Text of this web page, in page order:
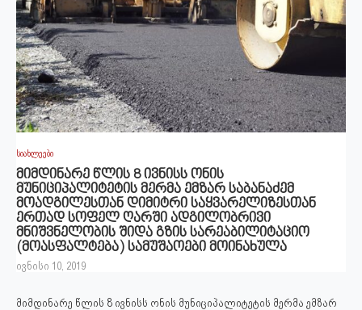
სიახლეები
მიმდინარე წლის 8 ივნისს ონის
მუნიციპალიტეტის მერმა ემზარ საბანაძემ
მოადგილესთან დიმიტრი საყვარელიზესთან
ერთად სოფელ ღარში ადგილობრივი
მნიშვნელობის შიდა გზის სარეაბილიტაციო
(მოასფალტება) სამუშაოები მოინახულა
ივნისი 10, 2019
მიმდინარე წლის 8 ივნისს ონის მუნიციპალიტეტის მერმა ემზარ